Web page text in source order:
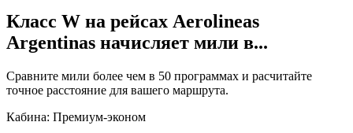
Класс W на рейсах Aerolineas
Argentinas начисляет мили в...
Сравните мили более чем в 50 программах и расчитайте
точное расстояние для вашего маршрута.
Кабина: Премиум-эконом